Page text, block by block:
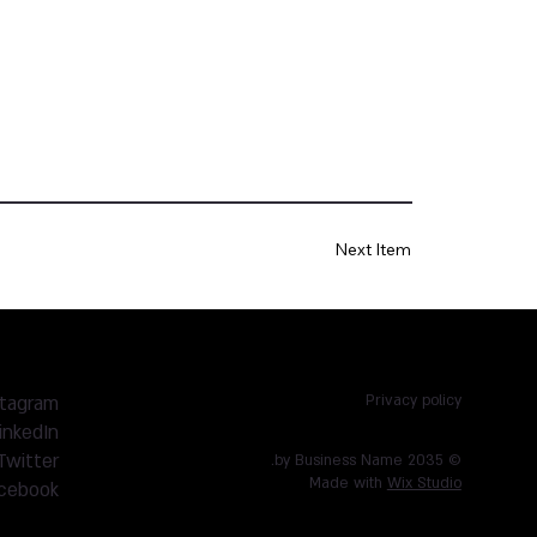
Next Item
Privacy policy
© 2035 by Business Name.
Made with Wix Studio